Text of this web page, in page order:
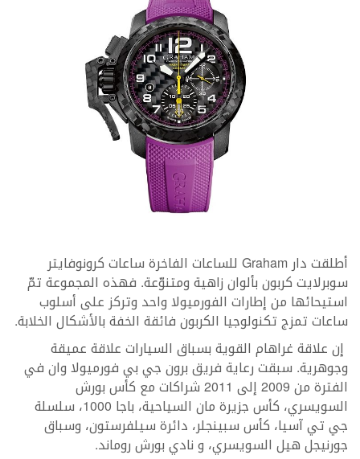
أطلقت دارGraham للساعات الفاخرة ساعات كرونوفايتر
سوبرلايت كربون بألوان زاهية ومتنوّعة. فهذه المجموعة تمّ
استيحائها من إطارات الفورميولا واحد وتركز على أسلوب
ساعات تمزج تكنولوجيا الكربون فائقة الخفة بالأشكال الخلابة.
إن علاقة غراهام القوية بسباق السيارات علاقة عميقة
وجوهرية. سبقت رعاية فريق برون جي بي فورميولا وان في
الفترة من 2009 إلى 2011 شراكات مع كأس بورش
السويسري، كأس جزيرة مان السياحية، باجا 1000، سلسلة
جي تي آسيا، كأس سبينجلر، دائرة سيلفرستون، وسباق
جورنيجل هيل السويسري، و نادي بورش روماند.